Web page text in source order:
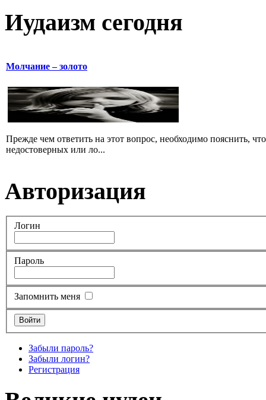
Иудаизм сегодня
Молчание – золото
Прежде чем ответить на этот вопрос, необходимо пояснить,
недостоверных или ло...
Авторизация
Логин
Пароль
Запомнить меня
Забыли пароль?
Забыли логин?
Регистрация